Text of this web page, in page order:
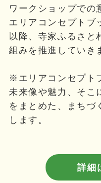
ワークショップでの
エリアコンセプトブ
以降、寺家ふるさと
組みを推進していき
※エリアコンセプト
未来像や魅力、そこ
をまとめた、まちづ
します。
詳細